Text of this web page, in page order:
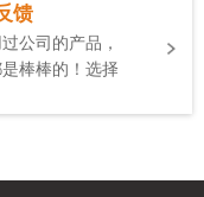
馈
公司的产品，
棒棒的！选择